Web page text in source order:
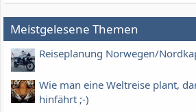
Meistgelesene Themen
Reiseplanung Norwegen/
Wie man eine Weltreise plant,
hinfährt ;-)